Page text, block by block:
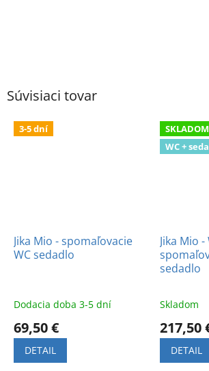
Súvisiaci tovar
3-5 dní
Jika Mio - spomaľovacie
WC sedadlo
Dodacia doba 3-5 dní
69,50 €
DETAIL
SKLADOM
WC +
Jika Mio
sedadlo
Skladom
217,50
DETAIL